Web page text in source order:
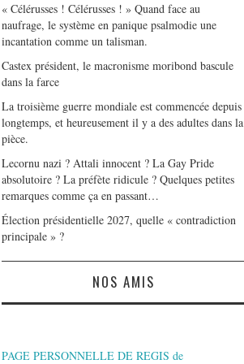
« Célérusses ! Célérusses ! » Quand face au
naufrage, le système en panique psalmodie une
incantation comme un talisman.
Castex président, le macronisme moribond bascule
dans la farce
La troisième guerre mondiale est commencée depuis
longtemps, et heureusement il y a des adultes dans la
pièce.
Lecornu nazi ? Attali innocent ? La Gay Pride
absolutoire ? La préfète ridicule ? Quelques petites
remarques comme ça en passant…
Élection présidentielle 2027, quelle « contradiction
principale » ?
NOS AMIS
PAGE PERSONNELLE DE REGIS de